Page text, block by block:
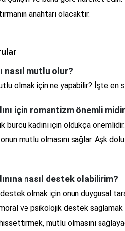
anahtarı olacaktır.
nasıl mutlu olur?
olmak için ne yapabilir? İşte en
için romantizm önemli
burcu kadını için oldukça
mutlu olmasını sağlar. Aşk
nasıl destek olabilirim?
destek olmak için onun duygusal
ve psikolojik destek sağlamak
mutlu olmasını